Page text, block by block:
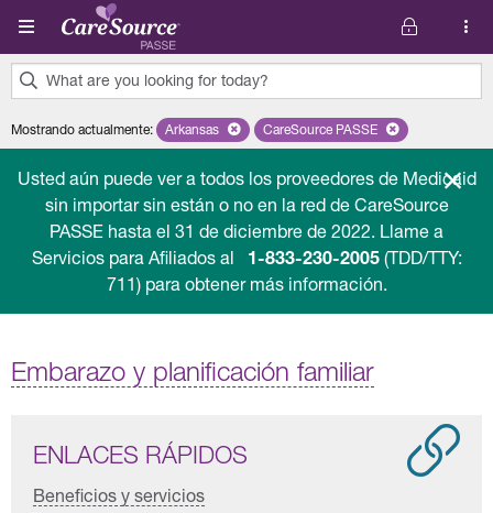
Pasar al contenido principal
What are you looking for today?
results
Mostrando actualmente: Remove selected state 'Arkansas'
Arkansas Remove selected plan
CareSource PASSE
Usted aún puede ver a todos los proveedores de Medicaid
sin importar sin están o no en la red de CareSource
PASSE hasta el 31 de diciembre de 2022. Llame a
Servicios para Afiliados al 1-833-230-2005(TDD/TTY:
711) para obtener más información.
Embarazo y planificación familiar
ENLACES RÁPIDOS
Beneficios y servicios